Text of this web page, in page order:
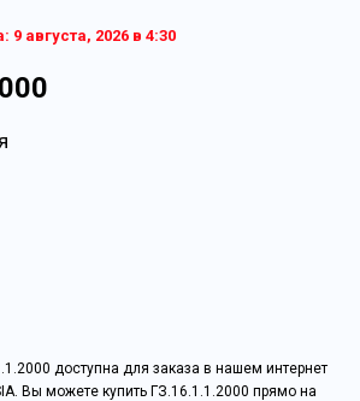
9 августа, 2026 в 4:30
доступна для заказа в нашем интернет
Вы можете купить ГЗ.16.1.1.2000 прямо на